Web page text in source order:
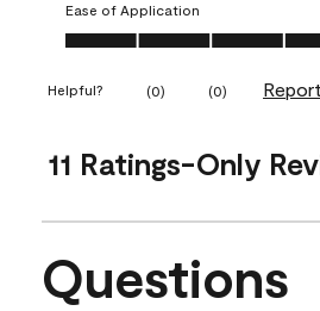
Ease of Application
Ease of Application, 5.0 out of 5
Helpful? (0) (0) Report
11 Ratings-Only
No questions have been asked
Questions